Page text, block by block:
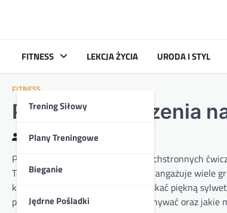
FITNESS
Trening Siłowy
Plany Treningowe
Bieganie
Jędrne Pośladki
LEKCJA ŻYCIA URODA I STYL
FITNESS
Pompki – ćwiczenia
Kasia 2024-09-06
Pompki to jedno z najbardziej wszechstronnych
To proste, ale efektywne ćwiczenie angażuje wiele
kondycję, wzmocnić ciało oraz uzyskać piękną
przynoszą, jak je prawidłowo wykonywać oraz jakie